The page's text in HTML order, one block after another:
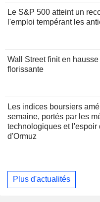
Le S&P 500 atteint un
l'emploi tempérant les
Wall Street finit en
florissante
Les indices boursiers
semaine, portés par les
technologiques et l'espoir
d'Ormuz
Plus d'actualités